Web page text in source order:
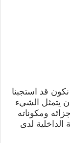
قد استجبنا
يتمثل الشيء
ومكوناته
الداخلية لدى